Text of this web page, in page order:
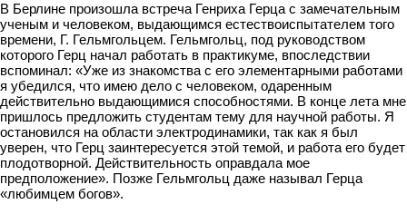
В Берлине произошла встреча Генриха Герца с замечательным
ученым и человеком, выдающимся естествоиспытателем того
времени, Г. Гельмгольцем. Гельмгольц, под руководством
которого Герц начал работать в практикуме, впоследствии
вспоминал: «Уже из знакомства с его элементарными работами
я убедился, что имею дело с человеком, одаренным
действительно выдающимися способностями. В конце лета мне
пришлось предложить студентам тему для научной работы. Я
остановился на области электродинамики, так как я был
уверен, что Герц заинтересуется этой темой, и работа его будет
плодотворной. Действительность оправдала мое
предположение». Позже Гельмгольц даже называл Герца
«любимцем богов».